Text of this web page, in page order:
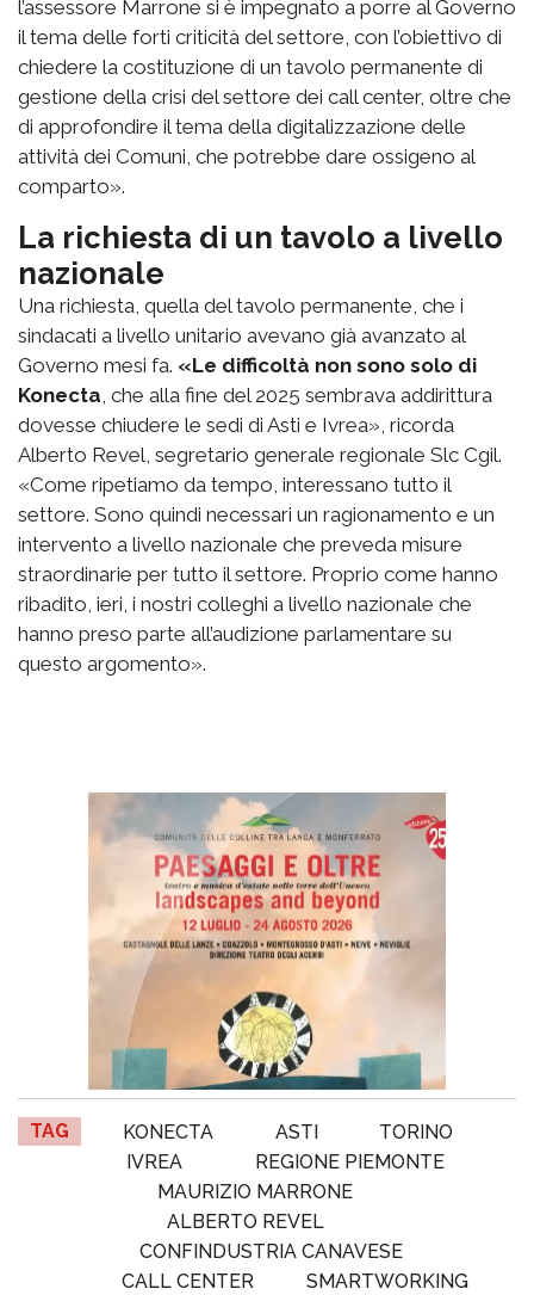
l’assessore Marrone si è impegnato a porre al Governo
il tema delle forti criticità del settore, con l’obiettivo di
chiedere la costituzione di un tavolo permanente di
gestione della crisi del settore dei call center, oltre che
di approfondire il tema della digitalizzazione delle
attività dei Comuni, che potrebbe dare ossigeno al
comparto».
La richiesta di un tavolo a livello
nazionale
Una richiesta, quella del tavolo permanente, che i
sindacati a livello unitario avevano già avanzato al
Governo mesi fa. «Le difficoltà non sono solo di
Konecta , che alla fine del 2025 sembrava addirittura
dovesse chiudere le sedi di Asti e Ivrea», ricorda
Alberto Revel, segretario generale regionale Slc Cgil.
«Come ripetiamo da tempo, interessano tutto il
settore. Sono quindi necessari un ragionamento e un
intervento a livello nazionale che preveda misure
straordinarie per tutto il settore. Proprio come hanno
ribadito, ieri, i nostri colleghi a livello nazionale che
hanno preso parte all’audizione parlamentare su
questo argomento».
TAG KONECTA ASTI
TORINO
IVREA
REGIONE PIEMONTE
MAURIZIO MARRONE
ALBERTO REVEL
CONFINDUSTRIA CANAVESE
CALL CENTER
SMARTWORKING